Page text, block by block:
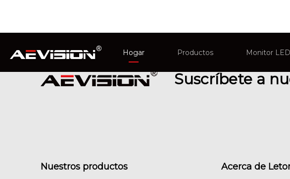
Hogar Productos
monitor de circuito cerrado de
Monitor LED
Suscríbete a
Nuestros productos Acerca de